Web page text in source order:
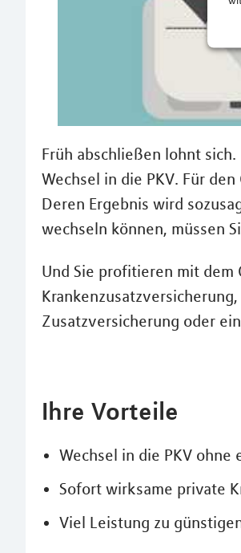
Früh abschließen lohnt
Wechsel in die PKV. Für
Deren Ergebnis wird
wechseln können, müssen
Und Sie profitieren mit
Zusatzversicherung oder
Ihre Vorteile
Wechsel in die PKV
Sofort wirksame private
Viel Leistung zu